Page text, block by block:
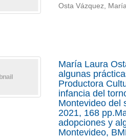
Osta Vázquez,
María Laura
algunas
Productora
infancia del
Montevideo del
2021, 168
adopciones y
Montevideo,